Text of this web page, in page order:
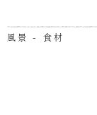
風景 - 食材